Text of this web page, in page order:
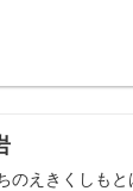
のえきくしも